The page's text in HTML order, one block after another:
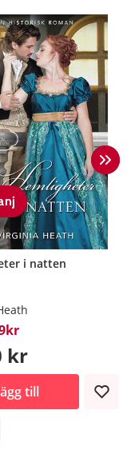
i natten
kr
till